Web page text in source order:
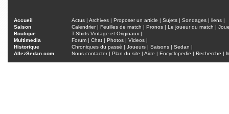
Accueil Actus | Archives | Proposer un article | Sujets | Sondages | liens |
Saison
Calendrier| Feuilles de match | Pronos | Le joueur du match |
Boutique
T-Shirts Vintage et Originaux |
Multimedia
Forum | Chat | Photos | Videos |
Historique
Chroniques du passé | Joueurs | Saisons | Sedan |
AllezSedan.com
Nous contacter| Plan du site | Aide | Encyclopedie | Recherche |